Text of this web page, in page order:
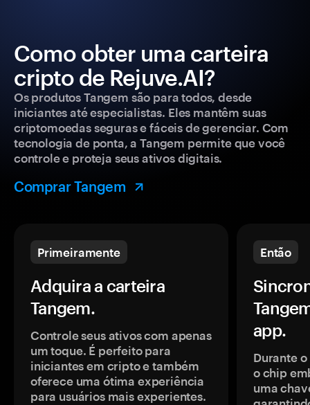
Como obter uma carteira
cripto de Rejuve.AI?
Os produtos Tangem são para todos, desde
iniciantes até especialistas. Eles mantêm suas
criptomoedas seguras e fáceis de gerenciar. Com
tecnologia de ponta, a Tangem permite que você
controle e proteja seus ativos digitais.
Comprar Tangem
Primeiramente
Adquira a carteira
Tangem.
Controle seus ativos com apenas
um toque. É perfeito para
iniciantes em cripto e também
oferece uma ótima experiência
para usuários mais experientes.
Então
app.
Durante
o chip
uma